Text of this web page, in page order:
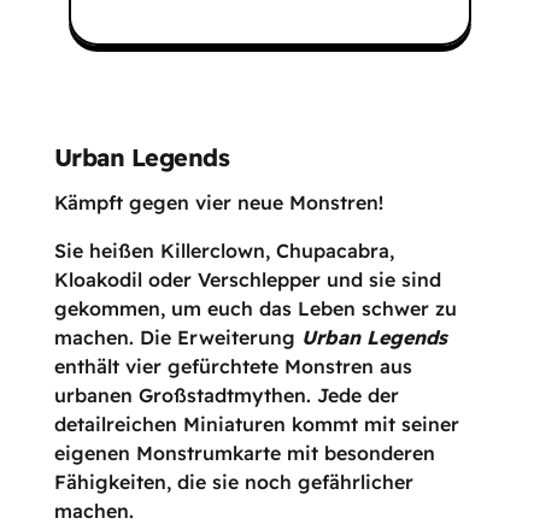
Urban Legends
Kämpft gegen vier neue Monstren!
Sie heißen Killerclown, Chupacabra,
Kloakodil oder Verschlepper und sie sind
gekommen, um euch das Leben schwer zu
machen. Die Erweiterung Urban Legends
enthält vier gefürchtete Monstren aus
urbanen Großstadtmythen. Jede der
detailreichen Miniaturen kommt mit seiner
eigenen Monstrumkarte mit besonderen
Fähigkeiten, die sie noch gefährlicher
machen.